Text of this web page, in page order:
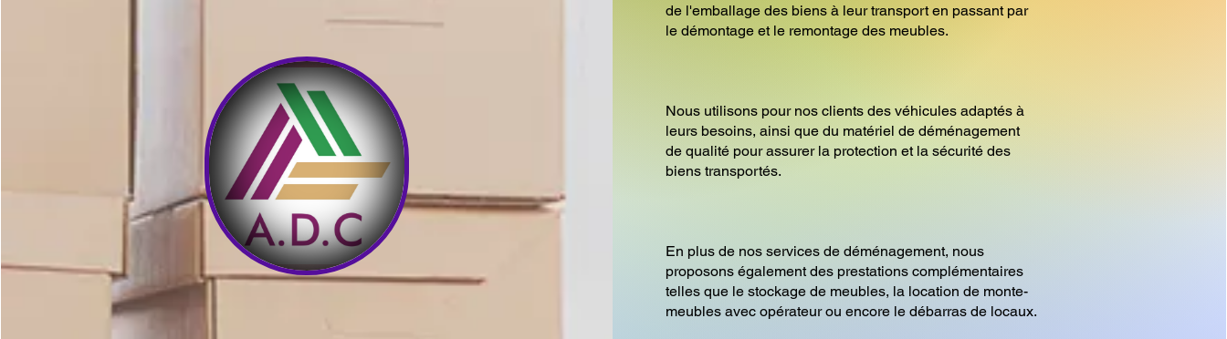
de l'emballage des biens à leur transport en passant par
le démontage et le remontage des meubles.
Nous utilisons pour nos clients des véhicules adaptés à
leurs besoins, ainsi que du matériel de déménagement
de qualité pour assurer la protection et la sécurité des
biens transportés.
En plus de nos services de déménagement, nous
proposons également des prestations complémentaires
telles que le stockage de meubles, la location de monte-
meubles avec opérateur ou encore le débarras de locaux.